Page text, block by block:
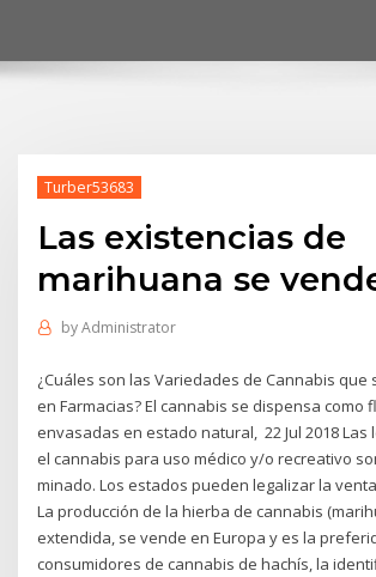
Turber53683
Las existencias de
marihuana se
byAdministrator
¿Cuáles son las Variedades de Cannabis que
en Farmacias? El cannabis se dispensa como
envasadas en estado natural, 22 Jul 2018 Las
el cannabis para uso médico y/o recreativo
minado. Los estados pueden legalizar la
La producción de la hierba de cannabis
extendida, se vende en Europa y es la
consumidores de cannabis de hachís, la